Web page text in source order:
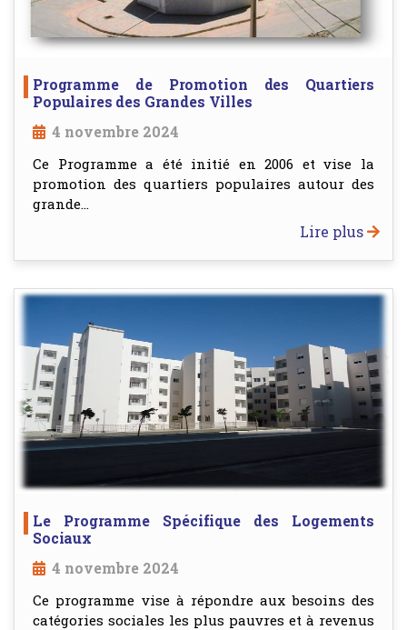
Programme de Promotion des Quartiers
Populaires des Grandes Villes
4 novembre 2024
Ce Programme a été initié en 2006 et vise la
promotion des quartiers populaires autour des
grande...
Lire plus
Le Programme Spécifique des Logements
Sociaux
4 novembre 2024
Ce programme vise à répondre aux besoins des
catégories sociales les plus pauvres et à revenus